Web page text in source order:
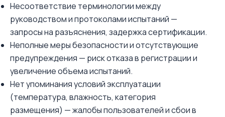
Несоответствие терминологии между
руководством и протоколами испытаний —
запросы на разъяснения, задержка сертификации.
Неполные меры безопасности и отсутствующие
предупреждения — риск отказа в регистрации и
увеличение объема испытаний.
Нет упоминания условий эксплуатации
(температура, влажность, категория
размещения) — жалобы пользователей и сбои в